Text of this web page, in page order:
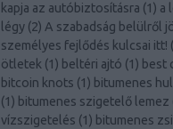
kapja az autóbiztosításra (1) a
légy (2) A szabadság belülről
személyes fejlődés kulcsai itt! (
ötletek (1) beltéri ajtó (1) best
bitcoin knots (1) bitumenes
(1) bitumenes szigetelő lemez
vízszigetelés (1) bitumenes